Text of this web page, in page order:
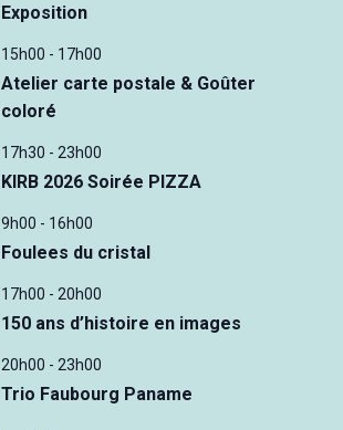
Exposition
15h00 - 17h00
Atelier carte postale & Goûter
coloré
17h30 - 23h00
KIRB 2026 Soirée PIZZA
9h00 - 16h00
Foulees du cristal
17h00 - 20h00
150 ans d’histoire en images
20h00 - 23h00
Trio Faubourg Paname